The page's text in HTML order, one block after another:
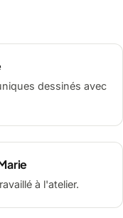
dessinés avec
à l'atelier.